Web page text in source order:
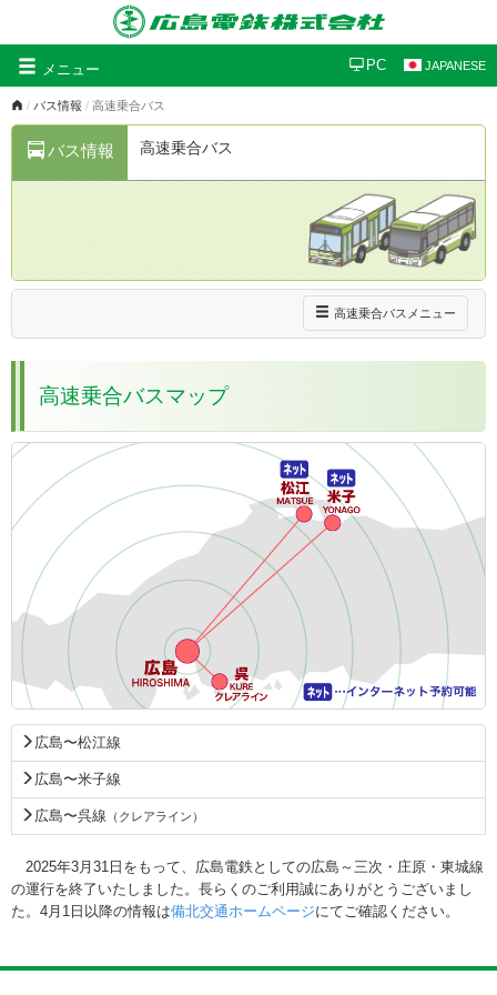
グ
ロ
ー
ル
ナ
ョ
メニュー PC JAPANESE
バス情報 高速乗合バス
バス情報 高速乗合バス
ナ
ビ
ン
高速乗合バスメニュー
高速乗合バスマップ
広島〜松江線
広島〜米子線
広島〜呉線 （クレアライン）
2025年3月31日をもって、広島電鉄としての広島～三次・庄原・東城線
の運行を終了いたしました。長らくのご利用誠にありがとうございまし
た。4月1日以降の情報は備北交通ホームページにてご確認ください。